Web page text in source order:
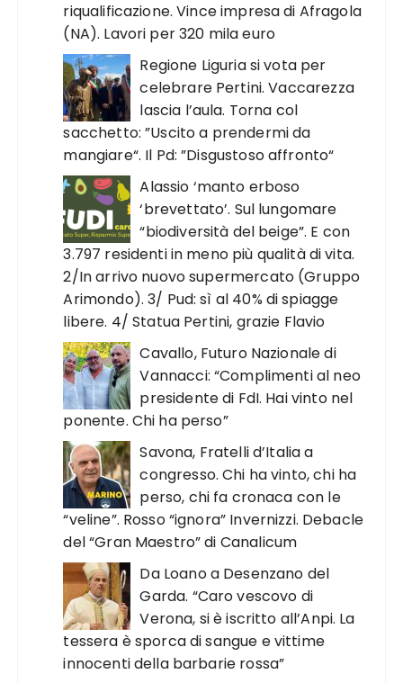
riqualificazione. Vince impresa di Afragola
(NA). Lavori per 320 mila euro
Regione Liguria si vota per
celebrare Pertini. Vaccarezza
lascia l’aula. Torna col
sacchetto: ”Uscito a prendermi da
mangiare“. Il Pd: ”Disgustoso affronto“
Alassio ‘manto erboso
‘brevettato’. Sul lungomare
“biodiversità del beige”. E con
3.797 residenti in meno più qualità di vita.
2/In arrivo nuovo supermercato (Gruppo
Arimondo). 3/ Pud: sì al 40% di spiagge
libere. 4/ Statua Pertini, grazie Flavio
Cavallo, Futuro Nazionale di
Vannacci: “Complimenti al neo
presidente di FdI. Hai vinto nel
ponente. Chi ha perso”
Savona, Fratelli d’Italia a
congresso. Chi ha vinto, chi ha
perso, chi fa cronaca con le
“veline”. Rosso “ignora” Invernizzi. Debacle
del “Gran Maestro” di Canalicum
Da Loano a Desenzano del
Garda. “Caro vescovo di
Verona, si è iscritto all’Anpi. La
tessera è sporca di sangue e vittime
innocenti della barbarie rossa”